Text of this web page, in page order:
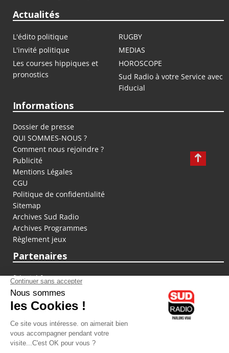
Actualités
L'édito politique
RUGBY
L'invité politique
MEDIAS
Les courses hippiques et
pronostics
HOROSCOPE
Sud Radio à votre Service avec
Fiducial
Informations
Dossier de presse
QUI SOMMES-NOUS ?
Comment nous rejoindre ?
Publicité
Mentions Légales
CGU
Politique de confidentialité
Sitemap
Archives Sud Radio
Archives Programmes
Règlement jeux
Partenaires
fiducial.fr
lyoncapitale.fr
olympique-et-lyonnais.com
L'application Iphone / Android
Téléchargez l'application